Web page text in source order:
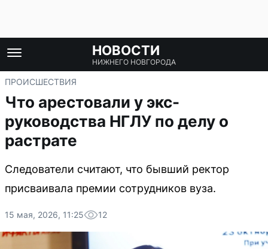
НОВОСТИ
НИЖНЕГО НОВГОРОДА
ПРОИСШЕСТВИЯ
Что арестовали у экс-
руководства НГЛУ по делу о
растрате
Следователи считают, что бывший ректор
присваивала премии сотрудников вуза.
15 мая, 2026, 11:25 12